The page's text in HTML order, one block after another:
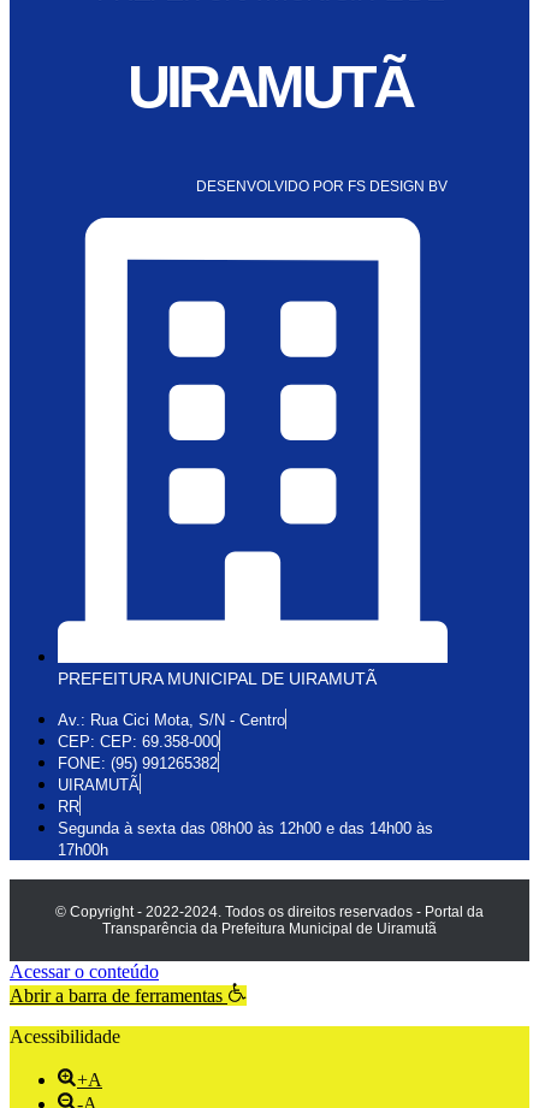
UIRAMUTÃ
DESENVOLVIDO POR FS DESIGN BV
PREFEITURA MUNICIPAL DE UIRAMUTÃ
Av.: Rua Cici Mota, S/N - Centro
CEP: CEP: 69.358-000
FONE: (95) 991265382
UIRAMUTÃ
RR
Segunda à sexta das 08h00 às 12h00 e das 14h00 às
17h00h
© Copyright - 2022-2024. Todos os direitos reservados - Portal da
Transparência da Prefeitura Municipal de Uiramutã
Acessar o conteúdo
Abrir a barra de ferramentas
Acessibilidade
+A
-A